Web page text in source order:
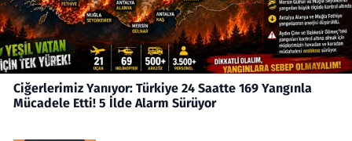
Ciğerlerimiz Yanıyor: Türkiye 24 Saatte 169 Yangınla
Mücadele Etti! 5 İlde Alarm Sürüyor